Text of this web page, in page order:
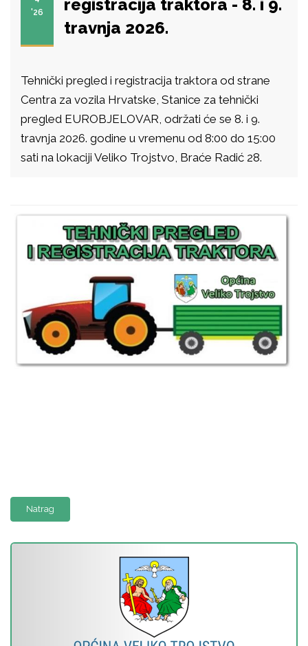
'26
registracija traktora - 8. i 9.
travnja 2026.
Tehnički pregled i registracija traktora od strane
Centra za vozila Hrvatske, Stanice za tehnički
pregled EUROBJELOVAR, održati će se 8. i 9.
travnja 2026. godine u vremenu od 8:00 do 15:00
sati na lokaciji Veliko Trojstvo, Braće Radić 28.
Natrag